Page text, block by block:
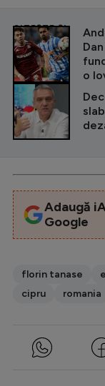
CITEȘTE ȘI
o
Adaugă
Google
florin tanase
cipru
romania